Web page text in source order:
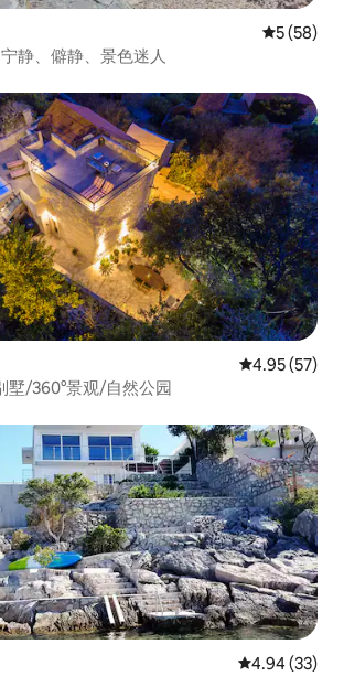
平均评分
5 (58)
静、僻静、景色迷人
平均评分
4.95 (57)
墅/360°景观/自然公园
平均评分
4.94 (33)